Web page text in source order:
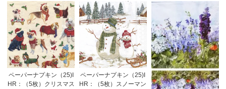
ペーパーナプキン（25)I
HR：（5枚）クリスマス
ペーパーナプキン（25)I
HR：（5枚）スノーマン